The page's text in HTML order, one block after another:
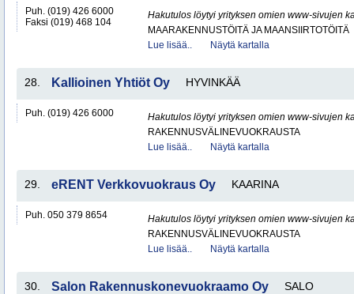
Puh. (019) 426 6000
Faksi (019) 468 104
Hakutulos löytyi yrityksen omien www-sivujen
MAARAKENNUSTÖITÄ JA MAANSIIRTOTÖITÄ
Lue lisää..
Näytä kartalla
28. Kallioinen Yhtiöt Oy HYVINKÄÄ
Puh. (019) 426 6000
Hakutulos löytyi yrityksen omien www-sivujen
RAKENNUSVÄLINEVUOKRAUSTA
Lue lisää..
Näytä kartalla
29. eRENT Verkkovuokraus Oy KAARINA
Puh. 050 379 8654
Hakutulos löytyi yrityksen omien www-sivujen
RAKENNUSVÄLINEVUOKRAUSTA
Lue lisää..
Näytä kartalla
30. Salon Rakennuskonevuokraamo Oy SALO